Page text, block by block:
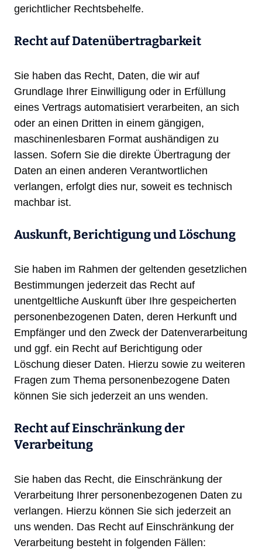
gerichtlicher Rechtsbehelfe.
Recht auf Daten­übertrag­barkeit
Sie haben das Recht, Daten, die wir auf
Grundlage Ihrer Einwilligung oder in Erfüllung
eines Vertrags automatisiert verarbeiten, an sich
oder an einen Dritten in einem gängigen,
maschinenlesbaren Format aushändigen zu
lassen. Sofern Sie die direkte Übertragung der
Daten an einen anderen Verantwortlichen
verlangen, erfolgt dies nur, soweit es technisch
machbar ist.
Auskunft, Berichtigung und Löschung
Sie haben im Rahmen der geltenden gesetzlichen
Bestimmungen jederzeit das Recht auf
unentgeltliche Auskunft über Ihre gespeicherten
personenbezogenen Daten, deren Herkunft und
Empfänger und den Zweck der Datenverarbeitung
und ggf. ein Recht auf Berichtigung oder
Löschung dieser Daten. Hierzu sowie zu weiteren
Fragen zum Thema personenbezogene Daten
können Sie sich jederzeit an uns wenden.
Recht auf Einschränkung der
Verarbeitung
Sie haben das Recht, die Einschränkung der
Verarbeitung Ihrer personenbezogenen Daten zu
verlangen. Hierzu können Sie sich jederzeit an
uns wenden. Das Recht auf Einschränkung der
Verarbeitung besteht in folgenden Fällen: